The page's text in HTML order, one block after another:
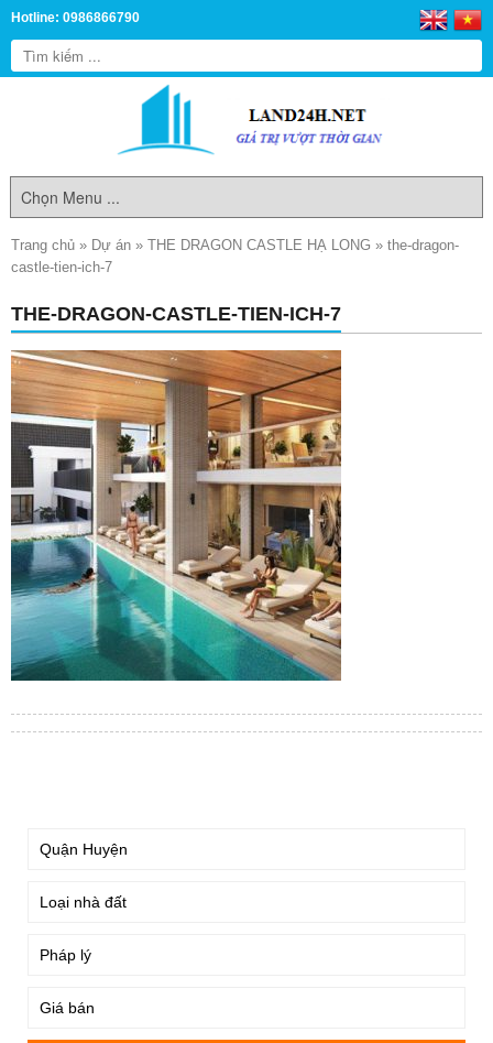
Hotline: 0986866790
Trang chủ » Dự án » THE DRAGON CASTLE HẠ LONG » the-dragon-
castle-tien-ich-7
THE-DRAGON-CASTLE-TIEN-ICH-7